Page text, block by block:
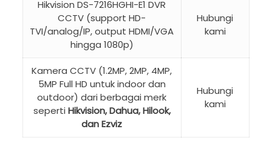
Hikvision DS-7216HGHI-E1 DVR
CCTV (support HD-
TVI/analog/IP, output HDMI/VGA
hingga 1080p)
Hubungi
kami
Kamera CCTV (1.2MP, 2MP, 4MP,
5MP Full HD untuk indoor dan
outdoor) dari berbagai merk
seperti Hikvision, Dahua, Hilook,
dan Ezviz
Hubungi
kami